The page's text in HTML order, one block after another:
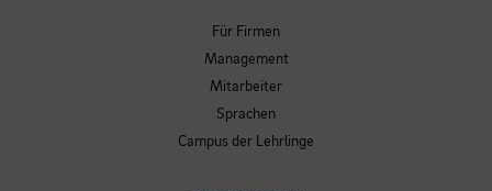
Für Firmen
Management
Mitarbeiter
Sprachen
Campus der Lehrlinge